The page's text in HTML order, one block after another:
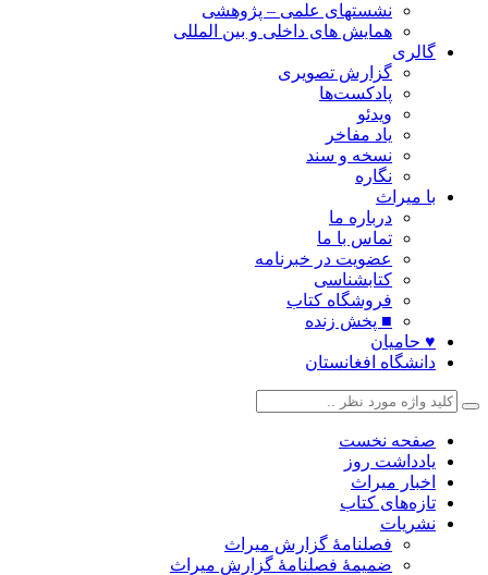
نشستهای علمی – پژوهشی
همایش های داخلی و بین المللی
گالری
گزارش تصویری
پادکست‌ها
ویدئو
یاد مفاخر
نسخه و سند
نگاره
با میراث
درباره ما
تماس با ما
عضویت در خبرنامه
کتابشناسی
فروشگاه کتاب
■ پخش زنده
♥ حامیان
دانشگاه افغانستان
صفحه نخست
یادداشت روز
اخبار میراث
تازه‌های کتاب
نشریات
فصلنامۀ گزارش میراث
ضمیمۀ فصلنامۀ گزارش میراث